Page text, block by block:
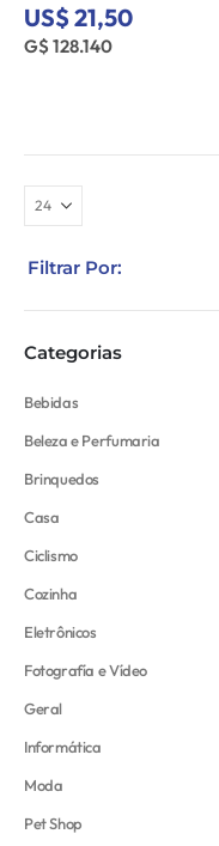
US$ 21,50
G$ 128.140
Filtrar Por:
Categorias
Bebidas
Beleza e Perfumaria
Brinquedos
Casa
Ciclismo
Cozinha
Eletrônicos
Fotografía e Vídeo
Geral
Informática
Moda
Pet Shop